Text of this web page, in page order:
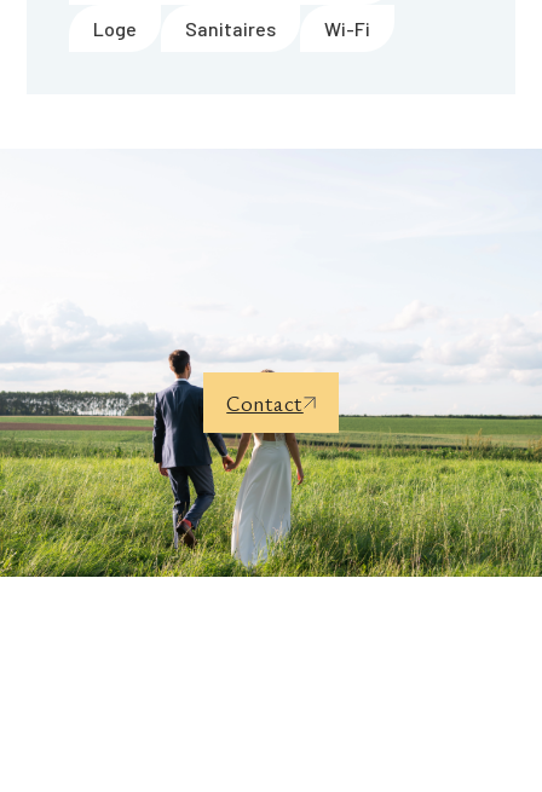
Loge Sanitaires Wi-Fi
Contact